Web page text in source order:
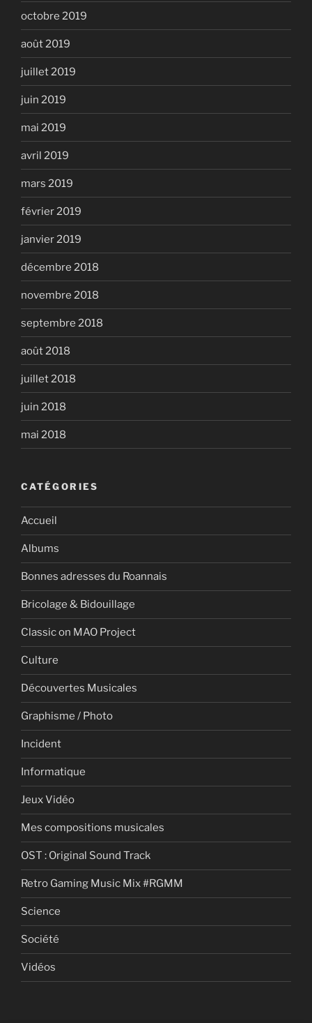
octobre 2019
août 2019
juillet 2019
juin 2019
mai 2019
avril 2019
mars 2019
février 2019
janvier 2019
décembre 2018
novembre 2018
septembre 2018
août 2018
juillet 2018
juin 2018
mai 2018
CATÉGORIES
Accueil
Albums
Bonnes adresses du Roannais
Bricolage & Bidouillage
Classic on MAO Project
Culture
Découvertes Musicales
Graphisme / Photo
Incident
Informatique
Jeux Vidéo
Mes compositions musicales
OST : Original Sound Track
Retro Gaming Music Mix #RGMM
Science
Société
Vidéos